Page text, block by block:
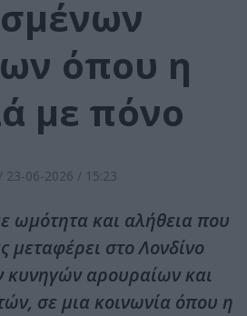
όπου η
με πόνο
/ 23-06-2026 / 15:23
ωμότητα και αλήθεια που
μεταφέρει στο Λονδίνο
κυνηγών αρουραίων και
σε μια κοινωνία όπου η